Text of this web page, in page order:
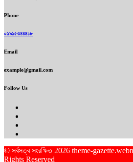
Phone
০১৯১৫৩৪৪৪১৮
Email
example@gmail.com
Follow Us
© সর্বসত্ব সংরক্ষিত 2026 theme-
Rights Reserved